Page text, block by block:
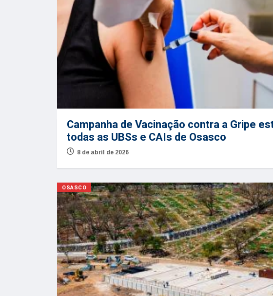
Campanha de Vacinação contra a Gripe
todas as UBSs e CAIs de Osasco
8 de abril de 2026
OSASCO